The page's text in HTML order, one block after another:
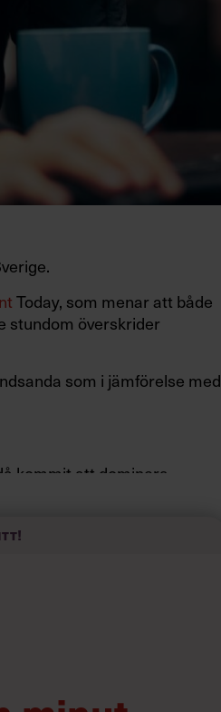
Today, som menar att både
stundom överskrider
som i jämförelse med
kommit att dominera